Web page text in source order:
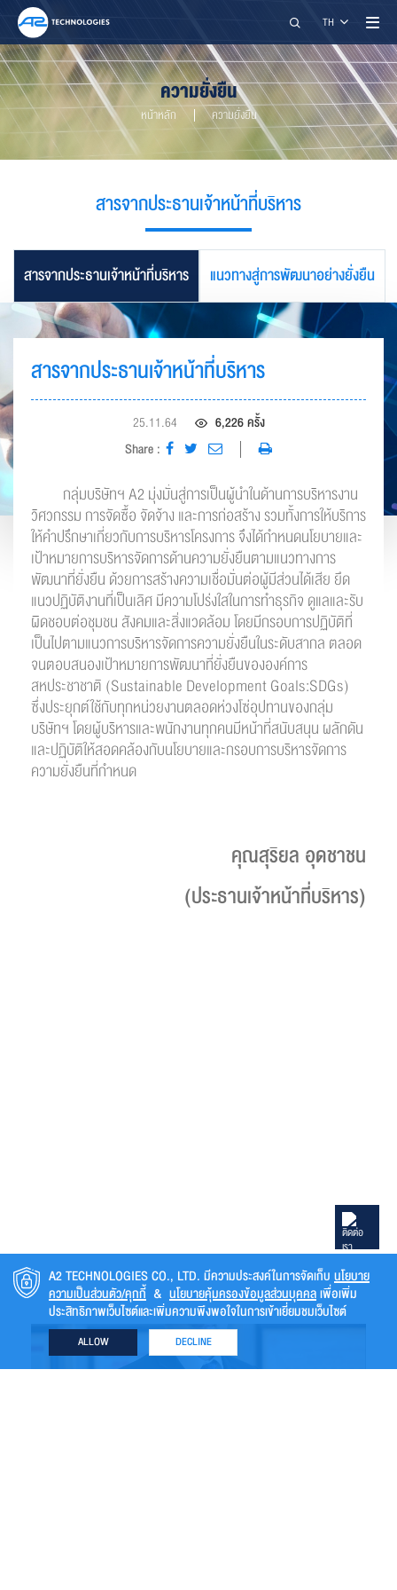
ค้นหา
TH
ความยั่งยืน
หน้าหลัก ความยั่งยืน
สารจากประธานเจ้าหน้าที่บริหาร
สารจากประธานเจ้าหน้าที่บริหาร แนวทางสู่การพัฒนาอย่างยั่งยืน
สารจากประธานเจ้าหน้าที่บริหาร
25.11.64
6,226 ครั้ง
Share :
กลุ่มบริษัทฯ A2 มุ่งมั่นสู่การเป็นผู้นำในด้านการบริหารงาน
วิศวกรรม การจัดซื้อ จัดจ้าง และการก่อสร้าง รวมทั้งการให้บริการ
ให้คำปรึกษาเกี่ยวกับการบริหารโครงการ จึงได้กำหนดนโยบายและ
เป้าหมายการบริหารจัดการด้านความยั่งยืนตามแนวทางการ
พัฒนาที่ยั่งยืน ด้วยการสร้างความเชื่อมั่นต่อผู้มีส่วนได้เสีย ยึด
แนวปฏิบัติงานที่เป็นเลิศ มีความโปร่งใสในการทำธุรกิจ ดูแลและรับ
ผิดชอบต่อชุมชน สังคมและสิ่งแวดล้อม โดยมีกรอบการปฏิบัติที่
เป็นไปตามแนวการบริหารจัดการความยั่งยืนในระดับสากล ตลอด
จนตอบสนองเป้าหมายการพัฒนาที่ยั่งยืนขององค์การ
สหประชาชาติ (Sustainable Development Goals:SDGs)
ซึ่งประยุกต์ใช้กับทุกหน่วยงานตลอดห่วงโซ่อุปทานของกลุ่ม
บริษัทฯ โดยผู้บริหารและพนักงานทุกคนมีหน้าที่สนับสนุน ผลักดัน
และปฏิบัติให้สอดคล้องกับนโยบายและกรอบการบริหารจัดการ
ความยั่งยืนที่กำหนด
คุณสุริยล อุดชาชน
(ประธานเจ้าหน้าที่บริหาร)
A2 TECHNOLOGIES CO., LTD. มีความประสงค์ในการจัดเก็บ นโยบาย
ความเป็นส่วนตัว/คุกกี้ & นโยบายคุ้มครองข้อมูลส่วนบุคคลเพื่อเพิ่ม
ประสิทธิภาพเว็บไซต์และเพิ่มความพึงพอใจในการเข้าเยี่ยมชมเว็บไซต์
ALLOW DECLINE
format_size ปรับขนาดตัวอักษร
remove ปกติ
การปรับแต่งสี
dark_mode
มืด
nightlight
เหลือง
filter_b_and_w
ขาว-ดำ
A2 TECHNOLOGIES CO., LTD.